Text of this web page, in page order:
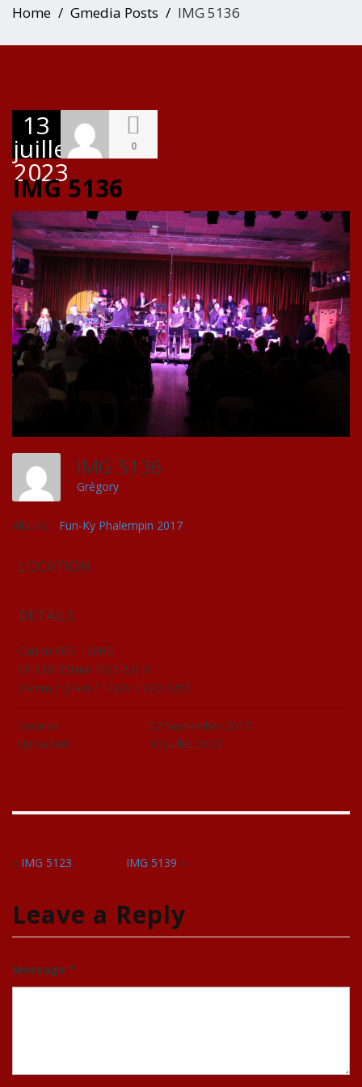
Home Gmedia Posts IMG 5136
13
juillet
2023
0
IMG 5136
IMG 5136
Grégory
Album: Fun-Ky Phalempin 2017
LOCATION
DETAILS
Canon EOS 1200D
EF-S18-55mm f/3.5-5.6 III
24mm / ƒ/4.0 / 1/20s / ISO 3200
Created
22 Septembre 2017
Uploaded
13 Juillet 2023
« IMG 5123 IMG 5139 »
Leave a Reply
Message *